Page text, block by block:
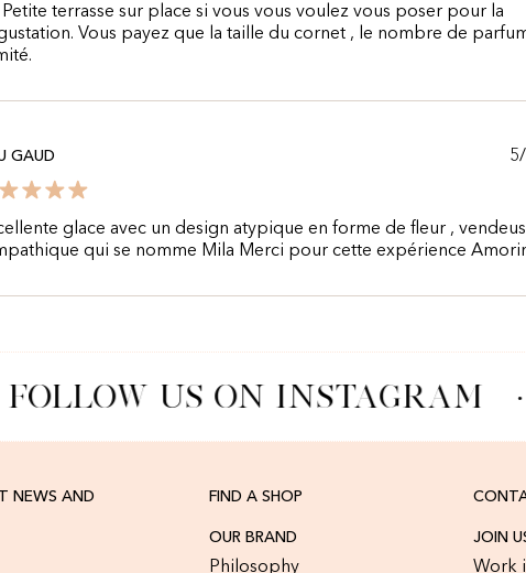
Petite terrasse sur place si vous vous voulez vous poser pour la
Vous payez que la taille du cornet , le nombre de
GAUD
glace avec un design atypique en forme de fleur ,
qui se nomme Mila Merci pour cette expérience
FOLLOW US ON INSTAGRAM
NEWS AND
FIND A SHOP
OUR BRAND
Philosophy
JOIN
Work